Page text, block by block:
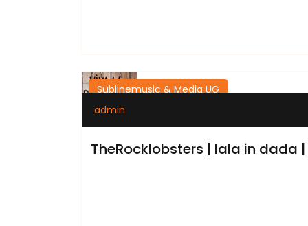
Sublinemusic & Media UG
admin
TheRocklobsters | lala in dada |